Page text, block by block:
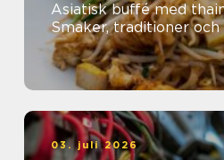
Asiatisk buffé med
Smaker, traditioner och
03. juli 2026